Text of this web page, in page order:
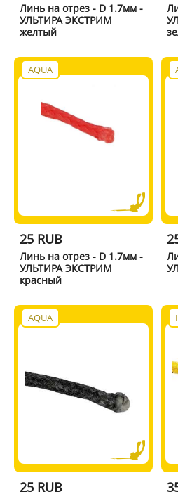
Линь на отрез - D 1.7мм -
УЛЬТИРА ЭКСТРИМ
желтый
AQUA
25 RUB
Линь на отрез - D 1.7мм -
УЛЬТИРА ЭКСТРИМ
красный
AQUA
25 RUB